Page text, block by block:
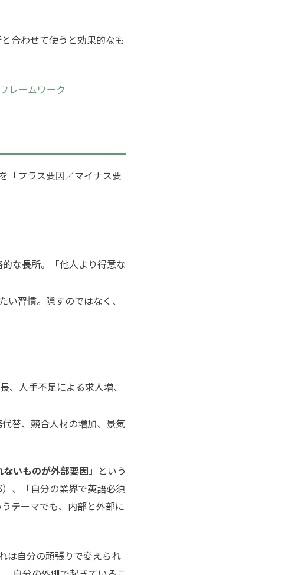
合わせて使うと効果的なも
レームワーク
「プラス要因／マイナス要
な長所。「他人より得意な
い習慣。隠すのではなく、
、人手不足による求人増、
替、競合人材の増加、景気
いものが外部要因」 という
、「自分の業界で英語必須
テーマでも、内部と外部に
は自分の頑張りで変えられ